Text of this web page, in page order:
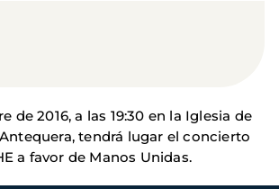
de 2016, a las 19:30 en la Iglesia de
tendrá lugar el concierto
a favor de Manos Unidas.